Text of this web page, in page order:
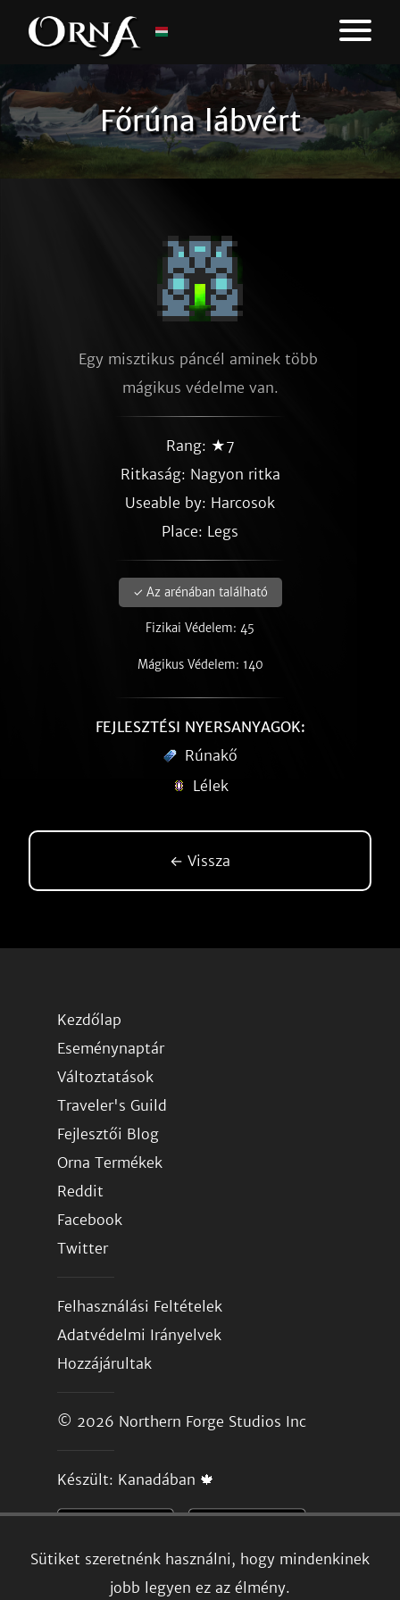
Főrúna lábvért
Sütiket szeretnénk használni, hogy mindenkinek
jobb legyen ez az élmény.
Egy misztikus páncél aminek több
mágikus védelme van.
Rang: ★7
Ritkaság: Nagyon ritka
Useable by: Harcosok
Place: Legs
✓ Az arénában található
Fizikai Védelem: 45
Mágikus Védelem: 140
FEJLESZTÉSI NYERSANYAGOK:
Rúnakő
Lélek
← Vissza
Kezdőlap
Eseménynaptár
Változtatások
Traveler's Guild
Fejlesztői Blog
Orna Termékek
Reddit
Facebook
Twitter
Felhasználási Feltételek
Adatvédelmi Irányelvek
Hozzájárultak
© 2026 Northern Forge Studios Inc
Készült: Kanadában 🍁